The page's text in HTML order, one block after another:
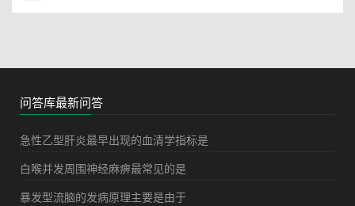
问答库最新问答
急性乙型肝炎最早出现的血清学指标是
白喉并发周围神经麻痹最常见的是
暴发型流脑的发病原理主要是由于